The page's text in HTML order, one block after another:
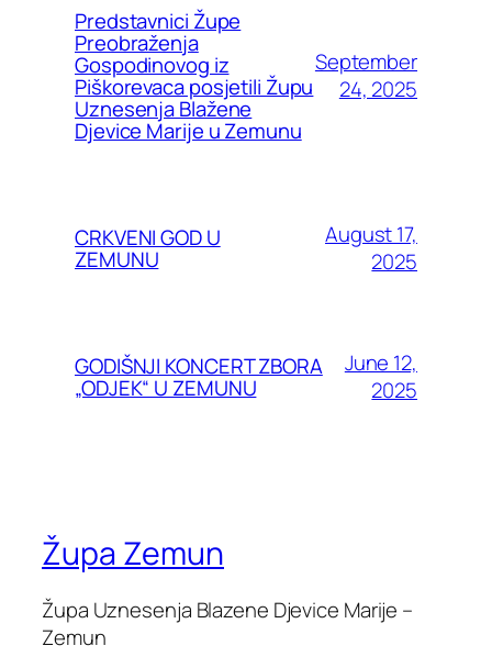
Predstavnici Župe
Preobraženja
Gospodinovog iz
Piškorevaca posjetili Župu
Uznesenja Blažene
Djevice Marije u Zemunu
September
24, 2025
CRKVENI GOD U
ZEMUNU
August 17,
2025
GODIŠNJI KONCERT ZBORA
„ODJEK“ U ZEMUNU
June 12,
2025
Župa Zemun
Župa Uznesenja Blazene Djevice Marije –
Zemun